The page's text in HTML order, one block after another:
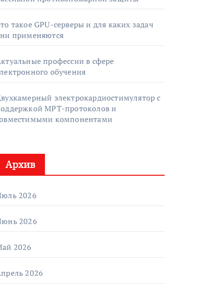
такое GPU-серверы и для каких задач
применяются
профессии в сфере
обучения
электрокардиостимулятор с
МРТ-протоколов и
компонентами
Архив
2026
2026
2026
2026